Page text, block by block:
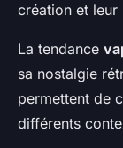
création et leur
La tendance
sa nostalgie
permettent de
différents